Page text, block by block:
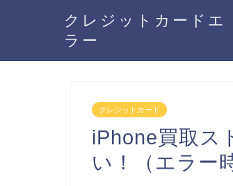
クレジットカードエ
ラー
クレジットカード
iPhone買取ス
い！（エラー